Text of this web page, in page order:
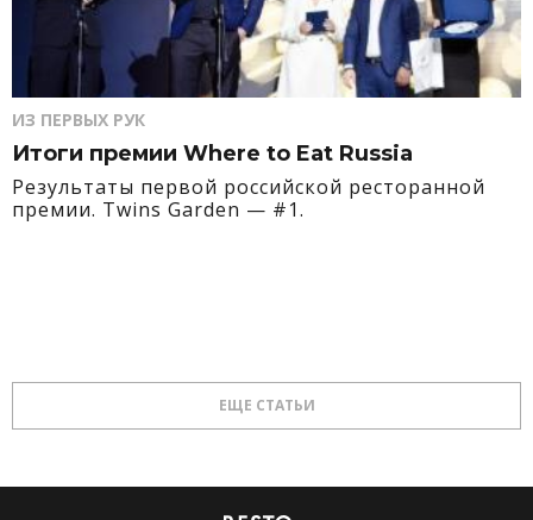
ИЗ ПЕРВЫХ РУК
Итоги премии Where to Eat Russia
Результаты первой российской ресторанной
премии. Twins Garden — #1.
ЕЩЕ СТАТЬИ